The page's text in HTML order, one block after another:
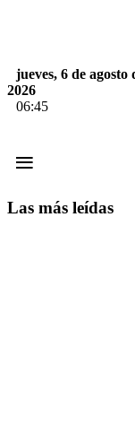
jueves, 6 de agosto
2026
06:45
≡
Las más leídas